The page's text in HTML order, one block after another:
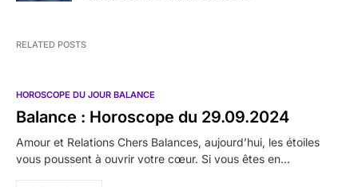
RELATED POSTS
HOROSCOPE DU JOUR BALANCE
Balance : Horoscope du 29.09.2024
Amour et Relations Chers Balances, aujourd’hui, les étoiles
vous poussent à ouvrir votre cœur. Si vous êtes en…